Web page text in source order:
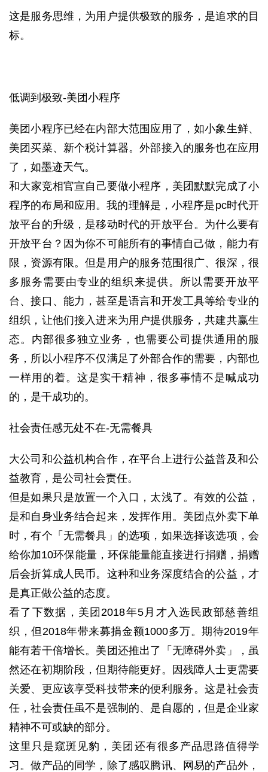
这是服务思维，为用户提供极致的服务，是追求的目
标。
低调到极致-美团小程序
美团小程序已经在内部大范围应用了，如小象生鲜、
美团买菜、新个税计算器。外部接入的服务也在应用
了，如墨迹天气。
和大家竞相官宣自己要做小程序，美团默默完成了小
程序的布局和应用。我的理解是，小程序是pc时代开
放平台的升级，是移动时代的开放平台。 为什么要有
开放平台？因为你不可能所有的事情自己做，能力有
限，资源有限。但是用户的服务范围很广、很深，很
多服务需要由专业的组织来提供。所以需要开放平
台、接口、能力，甚至是语言和开发工具等给专业的
组织，让他们接入进来为用户提供服务，共建共赢生
态。 内部很多独立业务，也需要公司提供通用的服
务，所以小程序不仅满足了外部合作的需要，内部也
一样用的着。这是实干精神，很多事情不是喊成功
的，是干成功的。
社会责任感无处不在-无需餐具
大公司和公益机构合作，在平台上进行公益普及和公
益教育，是公司社会责任。
但是如果只是放置一个入口，太浅了。有效的公益，
是和自身业务结合起来，发挥作用。 美团点外卖下单
时，有个「无需餐具」的选项，如果选择该选项，会
给你加10环保能量，环保能量能直接进行捐赠，捐赠
后会折算成人民币。 这种和业务深度结合的公益，才
是真正做公益的态度。
看了下数据，美团2018年5月才入选民政部慈善组
织，但2018年带来募捐金额1000多万。期待2019年
能有若干倍增长。 美团还推出了「无障碍外卖」，虽
然还在初期阶段，但期待能更好。因残障人士更需要
关爱、更应该享受科技带来的便利服务。这是社会责
任，社会责任虽不是强制的、是自愿的，但是企业家
精神不可或缺的部分。
这里只是窥斑见豹，美团还有很多产品思路值得学
习。做产品的同学，除了感叹腾讯、网易的产品外，